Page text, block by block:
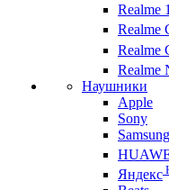
Realme
Realme
Realme
Realme
Наушники
Apple
Sony
Samsung
Яндекс